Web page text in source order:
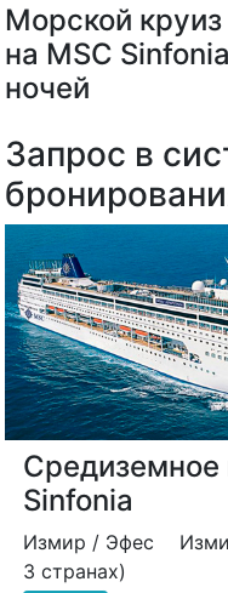
Морской
на MSC
ночей
Средиземное
Sinfonia
Измир / Эфес
3 странах)
Запрос в